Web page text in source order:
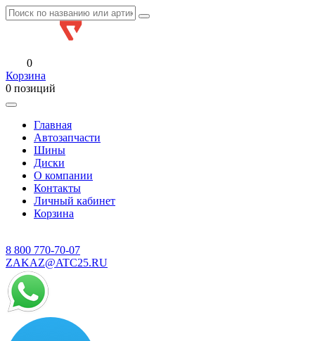
0
Корзина
0 позиций
Главная
Автозапчасти
Шины
Диски
О компании
Контакты
Личный кабинет
Корзина
8 800 770-70-07
ZAKAZ@ATC25.RU